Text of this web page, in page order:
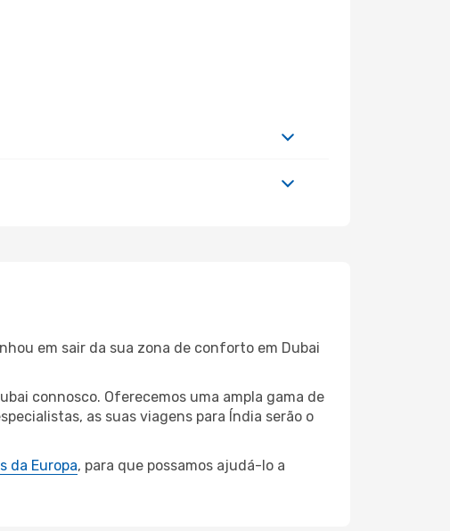
em sair da sua zona de conforto em Dubai
connosco. Oferecemos uma ampla gama de
as suas viagens para Índia serão o
da Europa, para que possamos ajudá-lo a